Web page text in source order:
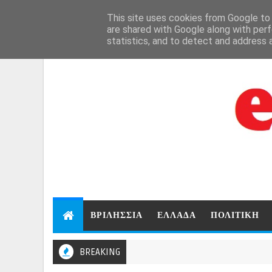
ΒΡΙΛΗΣΣΙΑ ΕΛΛΑΔΑ ΠΟΛΙΤΙΚΗ
BREAKING
This site uses cookies from Google
are shared with Google along with
statistics, and to detect and address